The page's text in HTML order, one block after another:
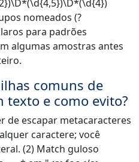
nomeados (?
para padrões
algumas amostras antes
comuns de
texto e como evito?
de escapar metacaracteres
caractere; você
(2) Match guloso